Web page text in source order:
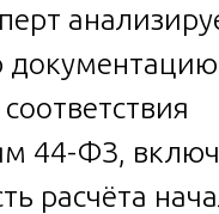
44-ФЗ,
расчёта